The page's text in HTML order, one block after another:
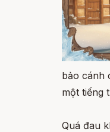
bảo cánh
một tiếng
Quá đau